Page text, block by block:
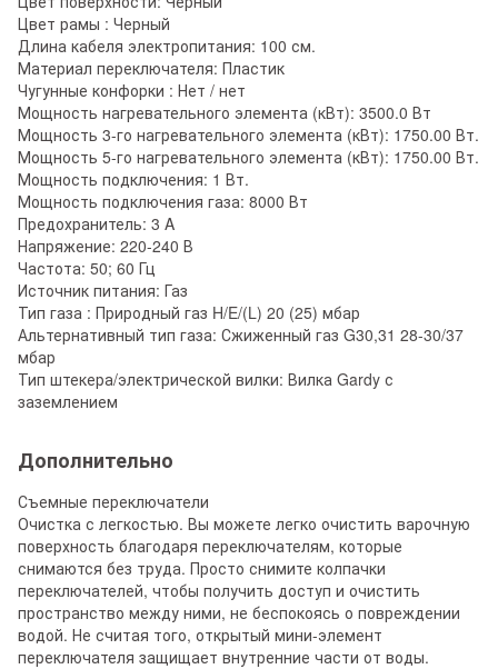
Цвет рамы : Черный
Длина кабеля электропитания: 100 см.
Материал переключателя: Пластик
Чугунные конфорки : Нет / нет
Мощность нагревательного элемента (кВт): 3500.0 Вт
Мощность 3-го нагревательного элемента (кВт): 1750.00 Вт.
Мощность 5-го нагревательного элемента (кВт): 1750.00 Вт.
Мощность подключения: 1 Вт.
Мощность подключения газа: 8000 Вт
Предохранитель: 3 A
Напряжение: 220-240 В
Частота: 50; 60 Гц
Источник питания: Газ
Тип газа : Природный газ H/E/(L) 20 (25) мбар
Альтернативный тип газа: Сжиженный газ G30,31 28-30/37
мбар
Тип штекера/электрической вилки: Вилка Gardy с
заземлением
Дополнительно
Съемные переключатели
Очистка с легкостью. Вы можете легко очистить варочную
поверхность благодаря переключателям, которые
снимаются без труда. Просто снимите колпачки
переключателей, чтобы получить доступ и очистить
пространство между ними, не беспокоясь о повреждении
водой. Не считая того, открытый мини-элемент
переключателя защищает внутренние части от воды.